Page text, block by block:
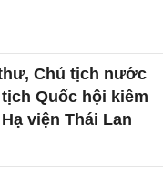
Chủ tịch nước
Quốc hội kiêm
viện Thái Lan